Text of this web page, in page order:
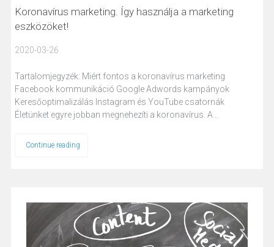
Koronavírus marketing. Így használja a marketing
eszközöket!
2020-03-26
Tartalomjegyzék: Miért fontos a koronavírus marketing
Facebook kommunikáció Google Adwords kampányok
Keresőoptimalizálás Instagram és YouTube csatornák
Életünket egyre jobban megnehezíti a koronavírus. A…
Continue reading